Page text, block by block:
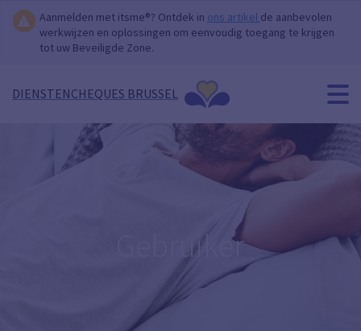
Aanmelden met itsme®? Ontdek in ons artikel de aanbevolen
werkwijzen en oplossingen om eenvoudig toegang te krijgen
tot uw Beveiligde Zone.
DIENSTENCHEQUES BRUSSEL
Gebruiker